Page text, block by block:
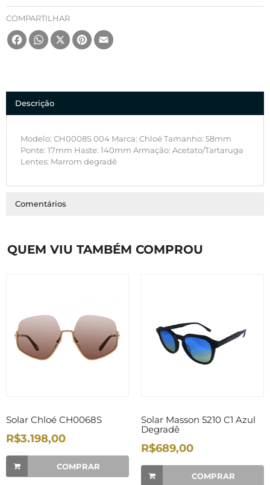
COMPARTILHAR
FacebookWhatsApp
X Pinterest
Descrição
Modelo: CH0008S 004 Marca: Chloé Tamanho: 58mm
Ponte: 17mm Haste: 140mm Armação: Acetato/Tartaruga
Lentes: Marrom degradê
Comentários
QUEM VIU TAMBÉM COMPROU
Solar Chloé CH0068S
R$3.198,00
COMPRAR
Solar Masson 5210 C1 Azul
Degradê
R$689,00
COMPRAR